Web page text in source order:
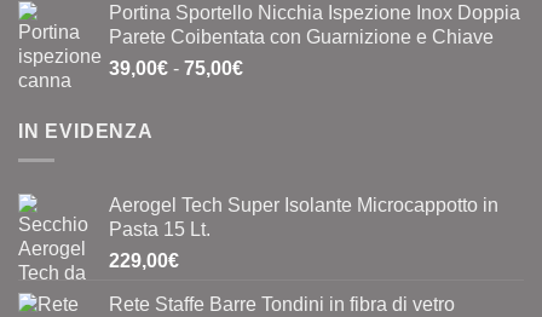
originale
era:
0,40€.
attuale
è:
0,20€.
Portina Sportello Nicchia Ispezione Inox Doppia
Parete Coibentata con Guarnizione e Chiave
39,00€ - 75,00€Fascia
75,00€
IN EVIDENZA
Aerogel Tech Super Isolante Microcappotto in
Pasta 15 Lt.
229,00€
Rete Staffe Barre Tondini in fibra di vetro